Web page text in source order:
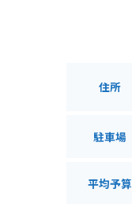
住所
駐車場
平均予算